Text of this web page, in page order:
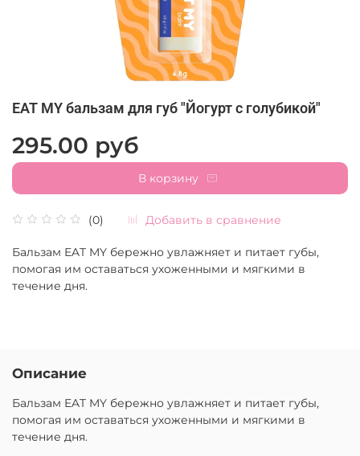
EAT MY бальзам для губ "Йогурт с голубикой"
(0) Добавить в сравнение
295.00 руб
В корзину
Бальзам EAT MY бережно увлажняет и питает губы,
помогая им оставаться ухоженными и мягкими в
течение дня.
Описание
Бальзам EAT MY бережно увлажняет и питает губы,
помогая им оставаться ухоженными и мягкими в
течение дня.